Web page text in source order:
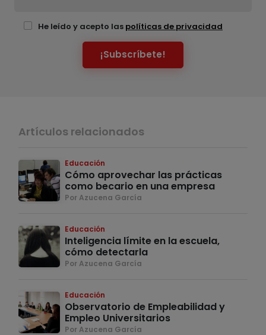
He leído y acepto las políticas de privacidad
¡Subscríbete!
Artículos relacionados
Educación
Cómo aprovechar las prácticas
como becario en una empresa
Por Azucena García
Educación
Inteligencia límite en la escuela,
cómo detectarla
Por Azucena García
Educación
Observatorio de Empleabilidad y
Empleo Universitarios
Por Azucena García